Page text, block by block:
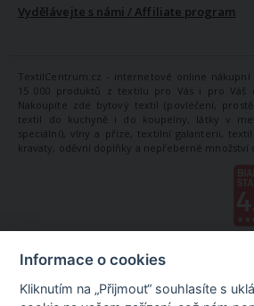
Vydělávejte s námi / Affiliate program
TextilCentrum.cz - internetové online
15 000 produktů z textilu pro Vás i pro Váš
Nakoupíte zde bytový textil (povlečení,
textil do kuchyně i do koupelny, látky v
speciální), vlny a příze, textilní galanterii,
kravaty, oděvní doplňky a nepřeberné množství
Informace o cookies
Kliknutím na „Přijmout“ souhlasíte s